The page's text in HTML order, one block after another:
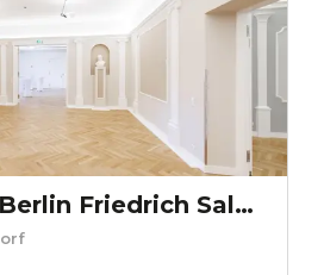
Logenhaus Berlin Friedrich Salon